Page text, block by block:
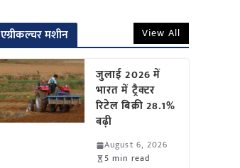
एग्रीकल्चर मशीन View All
जुलाई 2026 में
भारत में ट्रैक्टर
रिटेल बिक्री 28.1%
बढ़ी
August 6, 2026
5 min read